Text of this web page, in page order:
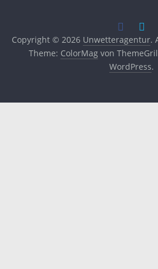
Copyright © 2026 Unwetteragentur.
Theme: ColorMag von
WordPress.